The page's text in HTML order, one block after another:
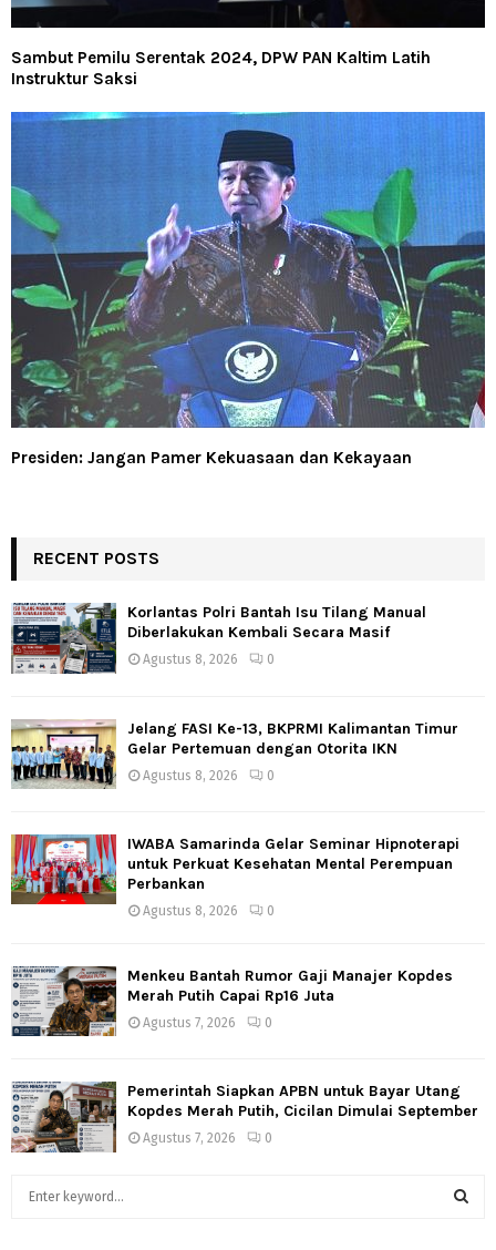
Sambut Pemilu Serentak 2024, DPW PAN Kaltim Latih
Instruktur Saksi
Presiden: Jangan Pamer Kekuasaan dan Kekayaan
RECENT POSTS
Korlantas Polri Bantah Isu Tilang Manual
Diberlakukan Kembali Secara Masif
Agustus 8, 2026 0
Jelang FASI Ke-13, BKPRMI Kalimantan Timur
Gelar Pertemuan dengan Otorita IKN
Agustus 8, 2026 0
IWABA Samarinda Gelar Seminar Hipnoterapi
untuk Perkuat Kesehatan Mental Perempuan
Perbankan
Agustus 8, 2026 0
Menkeu Bantah Rumor Gaji Manajer Kopdes
Merah Putih Capai Rp16 Juta
Agustus 7, 2026 0
Pemerintah Siapkan APBN untuk Bayar Utang
Kopdes Merah Putih, Cicilan Dimulai September
Agustus 7, 2026 0